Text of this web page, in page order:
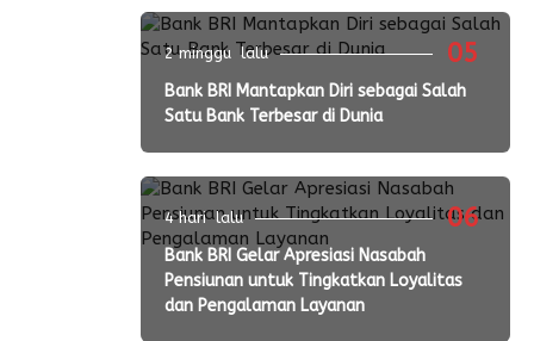
05
2 minggu lalu
Bank BRI Mantapkan Diri sebagai Salah
Satu Bank Terbesar di Dunia
06
4 hari lalu
Bank BRI Gelar Apresiasi Nasabah
Pensiunan untuk Tingkatkan Loyalitas
dan Pengalaman Layanan